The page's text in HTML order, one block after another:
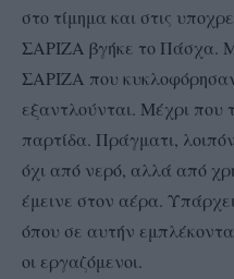
στο τίμημα και στις
ΣΑΡΙΖΑ βγήκε το Πάσχα.
ΣΑΡΙΖΑ που
εξαντλούνται. Μέχρι που
παρτίδα. Πράγματι,
όχι από νερό, αλλά από
έμεινε στον αέρα.
όπου σε αυτήν
οι εργαζόμενοι.